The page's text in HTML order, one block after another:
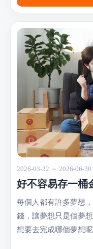
2026-03-22 ～ 2026-06-30
好不容易存一桶
每個人都有許多夢想
錢，讓夢想只是個夢
想要去完成哪個夢想呢